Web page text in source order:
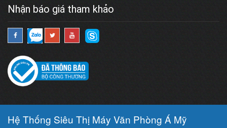
Nhận báo giá tham khảo
Hệ Thống Siêu Thị Máy Văn Phòng Á Mỹ